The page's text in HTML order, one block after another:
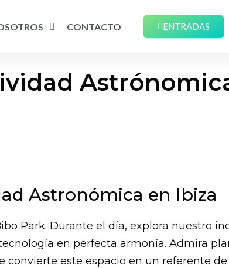
CONTACTO ENTRADAS
Astronómica en Ibiza
Park. Durante el día, explora nuestro
en perfecta armonía. Admira
este espacio en un referente de